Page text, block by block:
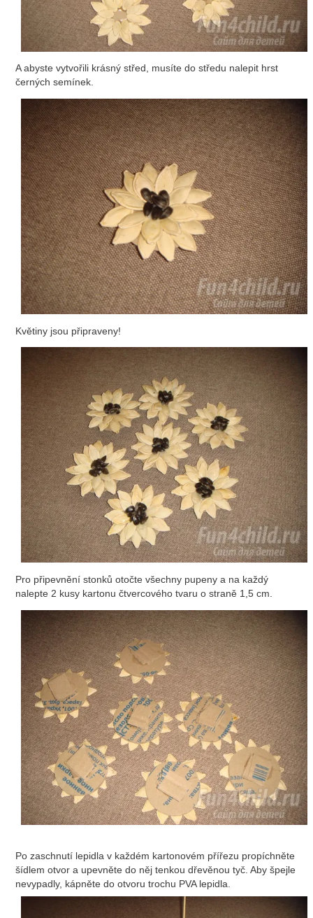
A abyste vytvořili krásný střed, musíte do středu nalepit hrst
černých semínek.
Květiny jsou připraveny!
Pro připevnění stonků otočte všechny pupeny a na každý
nalepte 2 kusy kartonu čtvercového tvaru o straně 1,5 cm.
Po zaschnutí lepidla v každém kartonovém přířezu propíchněte
šídlem otvor a upevněte do něj tenkou dřevěnou tyč. Aby špejle
nevypadly, kápněte do otvoru trochu PVA lepidla.